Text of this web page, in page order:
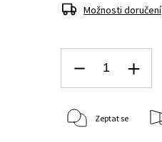
Možnosti doručení
Zeptat se